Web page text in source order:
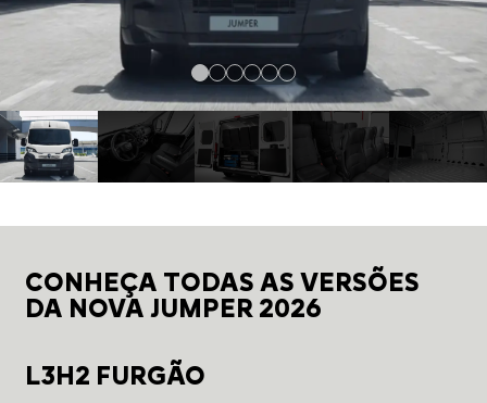
CONHEÇA TODAS AS VERSÕES
DA NOVA JUMPER 2026
L3H2 FURGÃO